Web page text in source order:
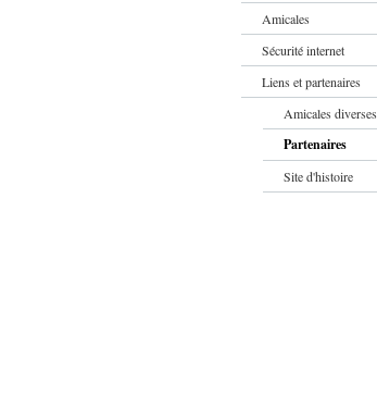
Amicales
Sécurité internet
Liens et partenaires
Amicales diverses
Partenaires
Site d'histoire